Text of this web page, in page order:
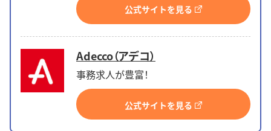
公式サイトを見る
Adecco（アデコ）
事務求人が豊富！
公式サイトを見る